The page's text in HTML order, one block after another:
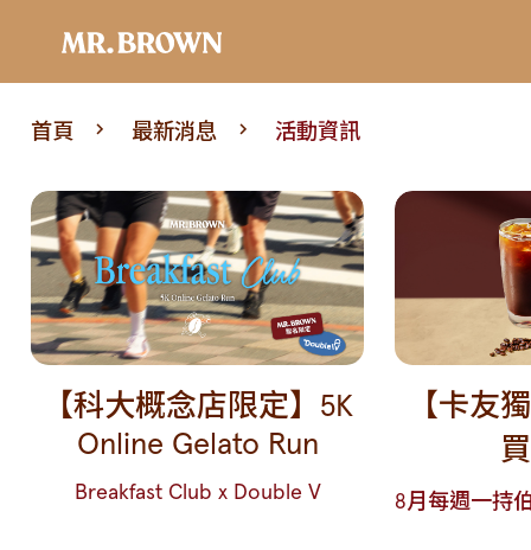
首頁 最新消息 活動資訊
【科大概念店限定】5K
Online Gelato Run
Breakfast Club x Double V
【卡友